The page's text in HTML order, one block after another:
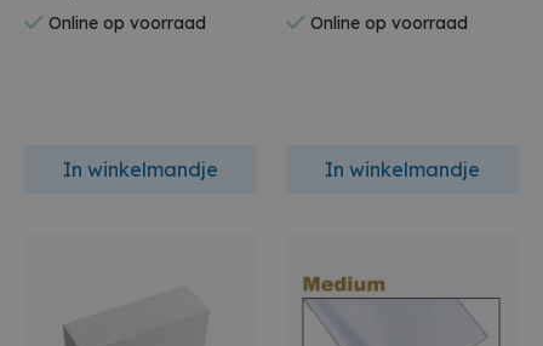
Online op voorraad
In winkelmandje
Online op voorraad
In winkelmandje